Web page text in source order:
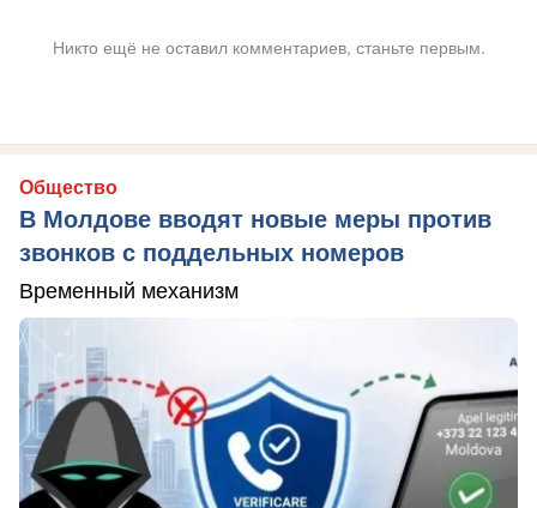
Никто ещё не оставил комментариев, станьте первым.
Общество
В Молдове вводят новые меры против
звонков с поддельных номеров
Временный механизм